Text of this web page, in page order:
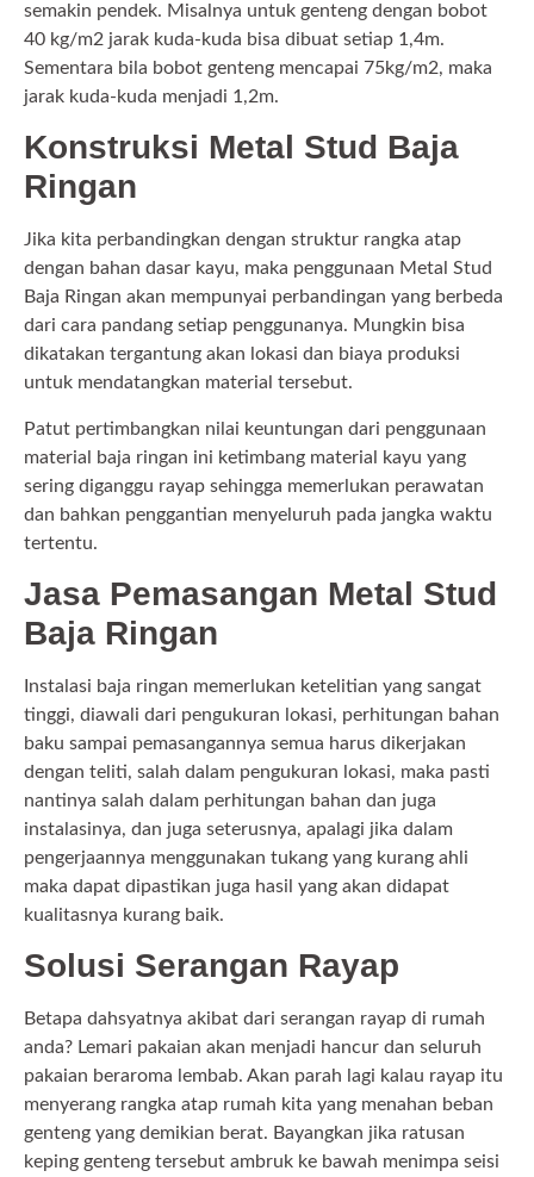
semakin pendek. Misalnya untuk genteng dengan bobot
40 kg/m2 jarak kuda-kuda bisa dibuat setiap 1,4m.
Sementara bila bobot genteng mencapai 75kg/m2, maka
jarak kuda-kuda menjadi 1,2m.
Konstruksi Metal Stud Baja
Ringan
Jika kita perbandingkan dengan struktur rangka atap
dengan bahan dasar kayu, maka penggunaan Metal Stud
Baja Ringan akan mempunyai perbandingan yang berbeda
dari cara pandang setiap penggunanya. Mungkin bisa
dikatakan tergantung akan lokasi dan biaya produksi
untuk mendatangkan material tersebut.
Patut pertimbangkan nilai keuntungan dari penggunaan
material baja ringan ini ketimbang material kayu yang
sering diganggu rayap sehingga memerlukan perawatan
dan bahkan penggantian menyeluruh pada jangka waktu
tertentu.
Jasa Pemasangan Metal Stud
Baja Ringan
Instalasi baja ringan memerlukan ketelitian yang sangat
tinggi, diawali dari pengukuran lokasi, perhitungan bahan
baku sampai pemasangannya semua harus dikerjakan
dengan teliti, salah dalam pengukuran lokasi, maka pasti
nantinya salah dalam perhitungan bahan dan juga
instalasinya, dan juga seterusnya, apalagi jika dalam
pengerjaannya menggunakan tukang yang kurang ahli
maka dapat dipastikan juga hasil yang akan didapat
kualitasnya kurang baik.
Solusi Serangan Rayap
Betapa dahsyatnya akibat dari serangan rayap di rumah
anda? Lemari pakaian akan menjadi hancur dan seluruh
pakaian beraroma lembab. Akan parah lagi kalau rayap itu
menyerang rangka atap rumah kita yang menahan beban
genteng yang demikian berat. Bayangkan jika ratusan
keping genteng tersebut ambruk ke bawah menimpa seisi